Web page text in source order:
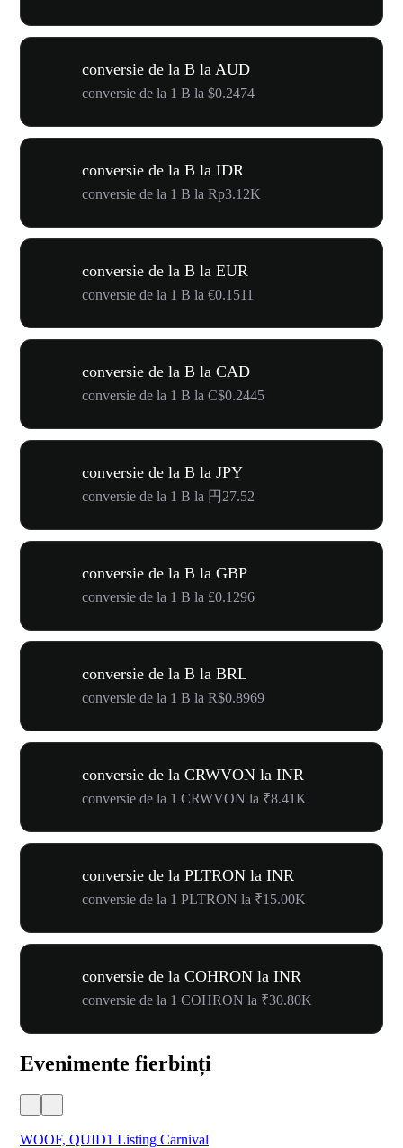
conversie de la B la AUD
conversie de la 1 B la $0.2474
conversie de la B la IDR
conversie de la 1 B la Rp3.12K
conversie de la B la EUR
conversie de la 1 B la €0.1511
conversie de la B la CAD
conversie de la 1 B la C$0.2445
conversie de la B la JPY
conversie de la 1 B la 円27.52
conversie de la B la GBP
conversie de la 1 B la £0.1296
conversie de la B la BRL
conversie de la 1 B la R$0.8969
conversie de la CRWVON la INR
conversie de la 1 CRWVON la ₹8.41K
conversie de la PLTRON la INR
conversie de la 1 PLTRON la ₹15.00K
conversie de la COHRON la INR
conversie de la 1 COHRON la ₹30.80K
Evenimente fierbinți
WOOF, QUID1 Listing Carnival